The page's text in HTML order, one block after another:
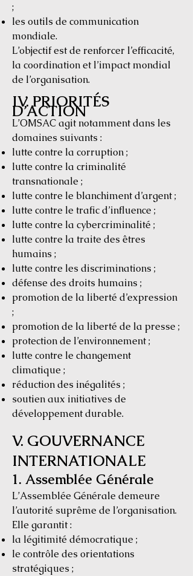
;
les outils de communication
mondiale.
L’objectif est de renforcer l’efficacité,
la coordination et l’impact mondial
de l’organisation.
IV. PRIORITÉS
D’ACTION
L’OMSAC agit notamment dans les
domaines suivants :
lutte contre la corruption ;
lutte contre la criminalité
transnationale ;
lutte contre le blanchiment d’argent ;
lutte contre le trafic d’influence ;
lutte contre la cybercriminalité ;
lutte contre la traite des êtres
humains ;
lutte contre les discriminations ;
défense des droits humains ;
promotion de la liberté d’expression
;
promotion de la liberté de la presse ;
protection de l’environnement ;
lutte contre le changement
climatique ;
réduction des inégalités ;
soutien aux initiatives de
développement durable.
V. GOUVERNANCE
INTERNATIONALE
1. Assemblée Générale
L’Assemblée Générale demeure
l’autorité suprême de l’organisation.
Elle garantit :
la légitimité démocratique ;
le contrôle des orientations
stratégiques ;